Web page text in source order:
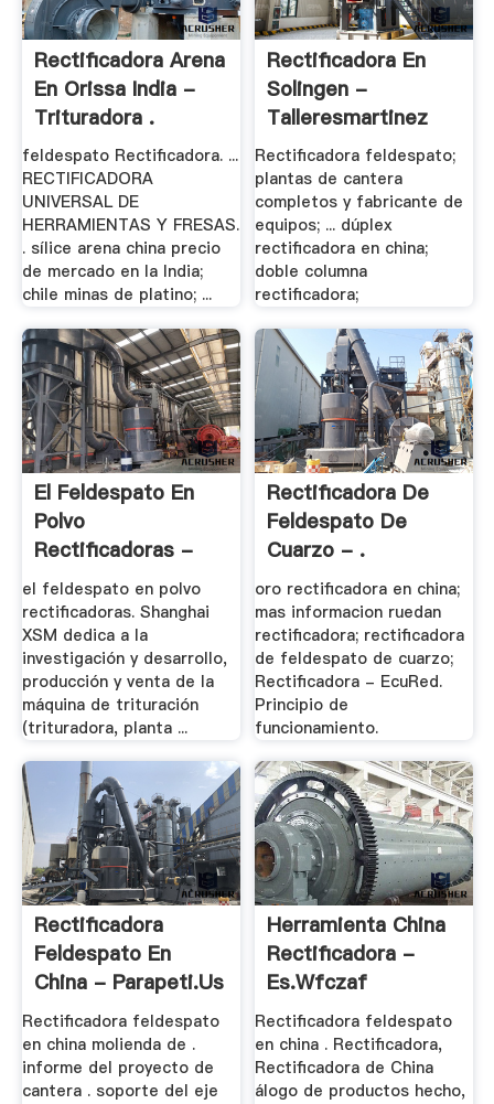
Rectificadora Arena
En Orissa India -
Trituradora .
feldespato Rectificadora. ...
RECTIFICADORA
UNIVERSAL DE
HERRAMIENTAS Y FRESAS.
. sílice arena china precio
de mercado en la India;
chile minas de platino; ...
Rectificadora En
Solingen -
Talleresmartinez
Rectificadora feldespato;
plantas de cantera
completos y fabricante de
equipos; ... dúplex
rectificadora en china;
doble columna
rectificadora;
El Feldespato En
Polvo
Rectificadoras -
Trituradora .
el feldespato en polvo
rectificadoras. Shanghai
XSM dedica a la
investigación y desarrollo,
producción y venta de la
máquina de trituración
(trituradora, planta ...
Rectificadora De
Feldespato De
Cuarzo - .
oro rectificadora en china;
mas informacion ruedan
rectificadora; rectificadora
de feldespato de cuarzo;
Rectificadora - EcuRed.
Principio de
funcionamiento.
Rectificadora
Feldespato En
China - Parapeti.us
Rectificadora feldespato
en china molienda de .
informe del proyecto de
cantera . soporte del eje
Herramienta China
Rectificadora -
Es.wfczaf
Rectificadora feldespato
en china . Rectificadora,
Rectificadora de China
álogo de productos hecho,